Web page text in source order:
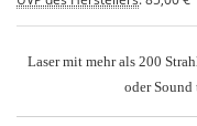
Laser mit mehr als 200
oder